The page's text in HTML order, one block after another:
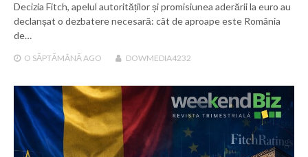
Decizia Fitch, apelul autorităților și promisiunea aderării la euro au
declanșat o dezbatere necesară: cât de aproape este România
de…
O SĂPTĂMÂNĂAGO DOWMEDIA4232